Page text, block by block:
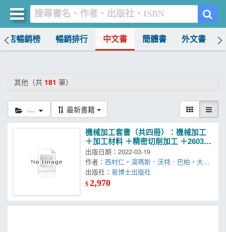
書店暢銷榜 暢銷排行 中文書 簡體書 外文書
其他（共 181 筆）
其他 最新書籍
機械加工套書（共四冊）：機械加工
＋加工材料 ＋精密切削加工 ＋2603種
機械裝置
出版日期：2022-03-19
作者：西村仁 ，湯瑪斯．沃特．巴柏 ，大坪
正人
出版社：
$2,970
買書網
書店暢銷榜
簡體書
外文書